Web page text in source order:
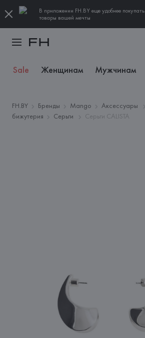
В приложении FH.BY еще удобнее покупать
товары вашей мечты
Sale Женщинам Мужчинам
FH.BY Бренды Mango Аксессуары
бижутерия
Серьги Серьги CALISTA